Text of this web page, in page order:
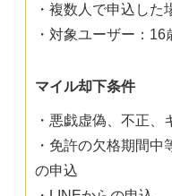
・複数人で申込し
・対象ユーザー：16
マイル却下条件
・悪戯虚偽、不正
・免許の欠格期間
の申込